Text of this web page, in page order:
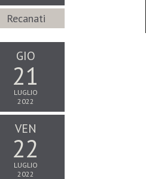
Recanati
GIO
21
LUGLIO
2022
VEN
22
LUGLIO
2022